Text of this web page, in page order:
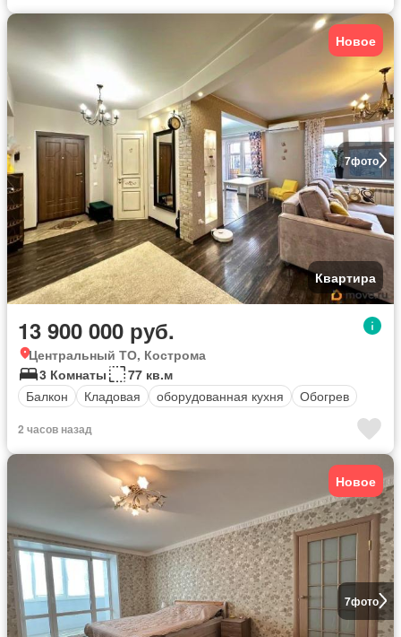
7фото
Новое
Квартира
13 900 000 руб.
Центральный ТО, Кострома
3 Комнаты
77 кв.м
Балкон
Кладовая оборудованная кухня Обогрев
2 часов назад
7фото
Новое